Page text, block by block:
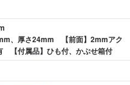
、厚さ24mm 【前面】2mmアク
【付属品】ひも付、かぶせ箱付